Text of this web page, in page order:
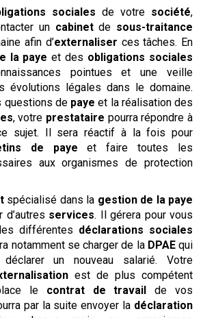
sociales de votre société,
un cabinetde sous-traitance
afin d’externaliser ces tâches. En
la paye et des obligations sociales
pointues et une veille
évolutions légales dans le domaine.
questions de paye et la réalisation des
, votre prestataire pourra répondre à
sujet. Il sera réactif à la fois pour
de paye et faire toutes les
aux organismes de protection
spécialisé dans la gestion de la paye
services. Il gérera pour vous
différentes déclarations sociales
notamment se charger de la DPAEqui
un nouveau salarié. Votre
est de plus compétent
le contrat de travail
de vos
par la suite envoyer la déclaration